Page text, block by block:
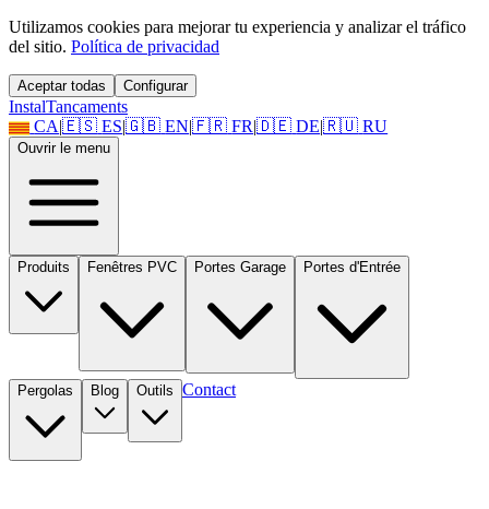
Utilizamos cookies para mejorar tu experiencia y analizar el tráfico
del sitio. Política de privacidad
Aceptar todas Configurar
InstalTancaments
CA|🇪🇸 ES|🇬🇧 EN|🇫🇷 FR|🇩🇪 DE|🇷🇺 RU
Ouvrir le menu
Produits Fenêtres PVC Portes Garage Portes d'Entrée
Pergolas Blog Outils Contact